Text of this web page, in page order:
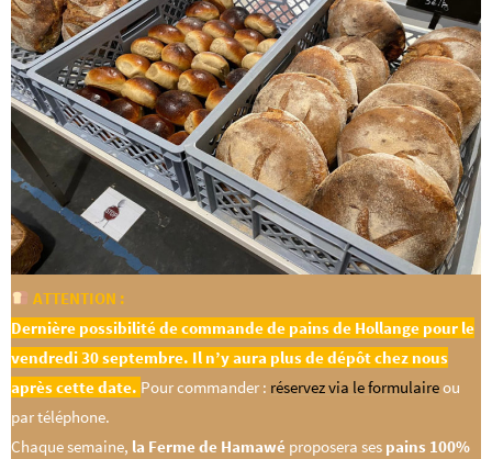
ATTENTION :
Dernière possibilité de commande de pains de Hollange pour le
vendredi 30 septembre. Il n’y aura plus de dépôt chez nous
après cette date. Pour commander : réservez via le formulaireou
par téléphone.
Chaque semaine, la Ferme de Hamawé proposera ses pains 100%